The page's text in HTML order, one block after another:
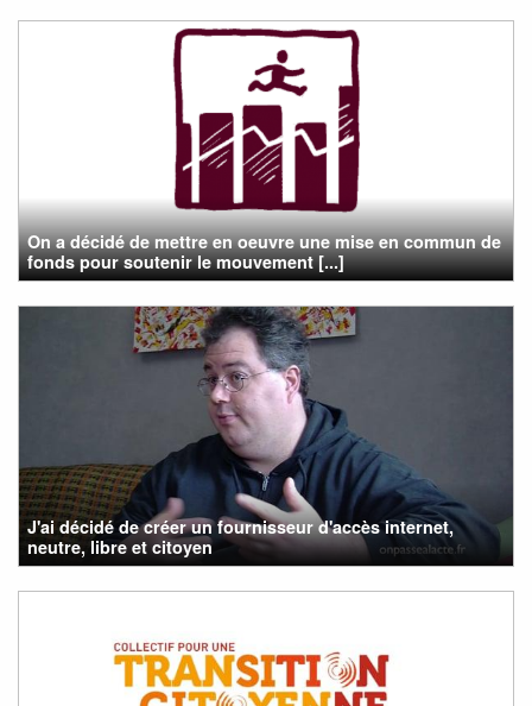
On a décidé de mettre en oeuvre une mise en commun de
fonds pour soutenir le mouvement [...]
J'ai décidé de créer un fournisseur d'accès internet,
neutre, libre et citoyen